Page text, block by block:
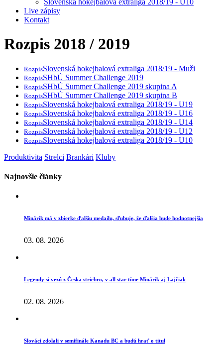
Live zápisy
Kontakt
Rozpis 2018 / 2019
RozpisSlovenská hokejbalová extraliga 2018/19 - Muži
RozpisSHbÚ Summer Challenge 2019
RozpisSHbÚ Summer Challenge 2019 skupina A
RozpisSHbÚ Summer Challenge 2019 skupina B
RozpisSlovenská hokejbalová extraliga 2018/19 - U19
RozpisSlovenská hokejbalová extraliga 2018/19 - U16
RozpisSlovenská hokejbalová extraliga 2018/19 - U14
RozpisSlovenská hokejbalová extraliga 2018/19 - U12
RozpisSlovenská hokejbalová extraliga 2018/19 - U10
Produktivita Strelci Brankári Kluby
Najnovšie články
Minárik má v zbierke ďalšiu medailu, sľubuje, že ďalšia bude hodnotnejšia
03. 08. 2026
Legendy si vezú z Česka striebro, v all star tíme Minárik aj Lajčiak
02. 08. 2026
Slováci zdolali v semifinále Kanadu BC a budú hrať o titul